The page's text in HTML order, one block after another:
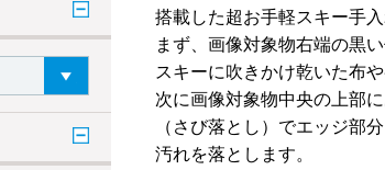
搭載した超お手軽スキー手
まず、画像対象物右端の黒
スキーに吹きかけ乾いた布
次に画像対象物中央の上部
（さび落とし）でエッジ部
汚れを落とします。